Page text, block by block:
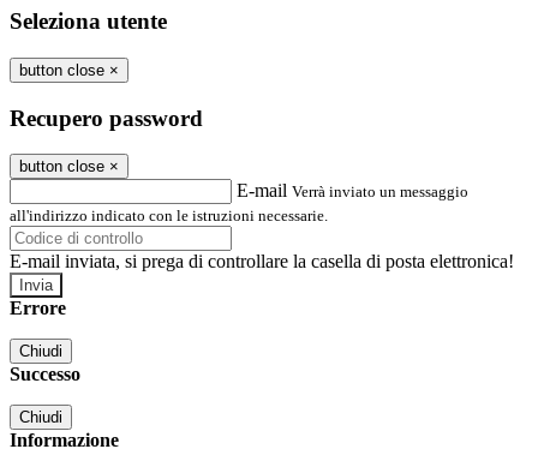
Seleziona utente
button close ×
Recupero password
button close ×
E-mail Verrà inviato un messaggio
all'indirizzo indicato con le istruzioni necessarie.
E-mail inviata, si prega di controllare la casella di posta elettronica!
Errore
Chiudi
Successo
Chiudi
Informazione